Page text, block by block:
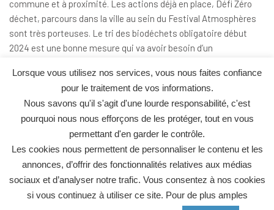
commune et à proximité. Les actions déjà en place, Défi Zéro
déchet, parcours dans la ville au sein du Festival Atmosphères
sont très porteuses. Le tri des biodéchets obligatoire début
2024 est une bonne mesure qui va avoir besoin d’un
J’espère pouvoir prendre part à cet accompagnement avec les
Mantra/Devise :
Espérer, c’est être heureux.
Alain (1925)
Lorsque vous utilisez nos services, vous nous faites confiance
pour le traitement de vos informations.
Nous savons qu'il s'agit d'une lourde responsabilité, c'est
pourquoi nous nous efforçons de les protéger, tout en vous
permettant d'en garder le contrôle.
Les cookies nous permettent de personnaliser le contenu et les
annonces, d’offrir des fonctionnalités relatives aux médias
sociaux et d’analyser notre trafic. Vous consentez à nos cookies
si vous continuez à utiliser ce site. Pour de plus amples